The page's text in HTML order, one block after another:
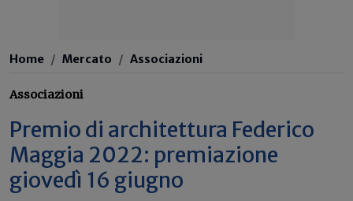
Home Mercato Associazioni
Associazioni
Premio di architettura Federico
Maggia 2022: premiazione
giovedì 16 giugno